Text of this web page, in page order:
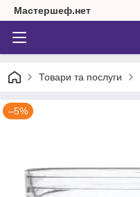
Мастершеф.нет
Товари та послуги
–5%